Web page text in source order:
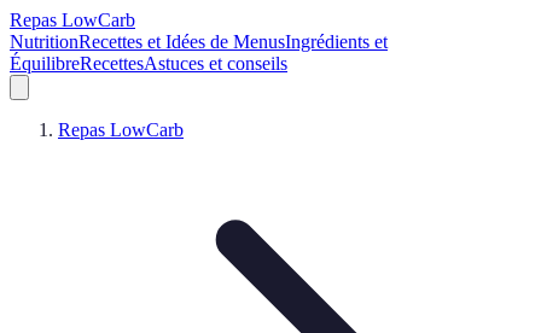
Repas LowCarb
NutritionRecettes et Idées de MenusIngrédients et
ÉquilibreRecettesAstuces et conseils
Repas LowCarb